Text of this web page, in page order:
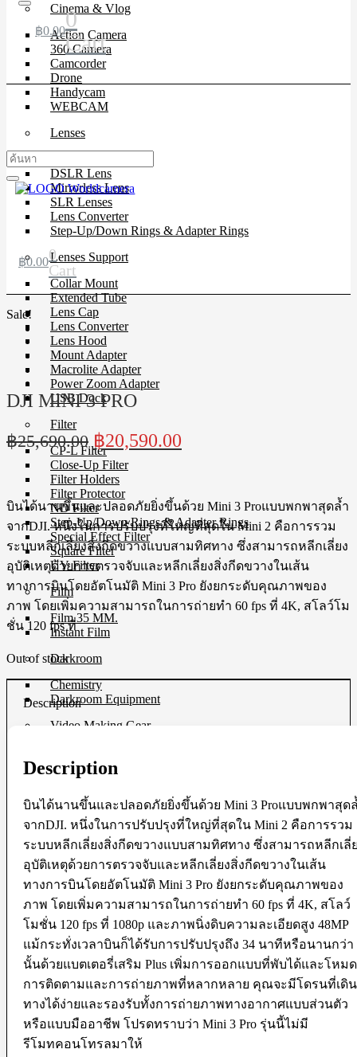
Cinema & Vlog
Action Camera
360 Camera
Camcorder
Drone
Handycam
WEBCAM
Lenses
DSLR Lens
Mirrorless Lens
SLR Lenses
Lens Converter
Step-Up/Down Rings & Adapter Rings
Lenses Support
Collar Mount
Extended Tube
Lens Cap
Lens Converter
Lens Hood
Mount Adapter
Macrolite Adapter
Power Zoom Adapter
USB Dock
Filter
CP-L Filter
Close-Up Filter
Filter Holders
Filter Protector
ND Filter
Step-Up/Down Rings & Adapter Rings
Special Effect Filter
Square Filter
UV Filter
Film
Film 35 MM.
Instant Film
Darkroom
Chemistry
Darkroom Equipment
Video Making Gear
Pole & Boompole
Connector Cable
Control Cable
Dollies
Drone Accessories
Gimbals & Accessories
Headphone
Live Streaming Device
Matte Boxes & Accessories
MIC Cable
Mic & Audio Adapter
Microphone
Mixer
Parallax
Rigs
Smartphone Clamp
Shoe Mount
Voice Recorder
Windbuster & Wind Screen
Wireless Microphone
฿0.000
Cart
฿0.000
Cart
Sale!
DJI MINI 3 PRO
฿25,690.00 Original
price
was:
฿25,690.00.
฿20,590.00
฿20,590.00.
บินได้นานขึ้นและปลอดภัยยิ่งขึ้นด้วย Mini 3 Proแบบพกพาสุดล้ำ
จากDJI. หนึ่งในการปรับปรุงที่ใหญ่ที่สุดใน Mini 2 คือการรวม
ระบบหลีกเลี่ยงสิ่งกีดขวางแบบสามทิศทาง ซึ่งสามารถหลีกเลี่ยง
อุบัติเหตุด้วยการตรวจจับและหลีกเลี่ยงสิ่งกีดขวางในเส้น
ทางการบินโดยอัตโนมัติ Mini 3 Pro ยังยกระดับคุณภาพของ
ภาพ โดยเพิ่มความสามารถในการถ่ายทำ 60 fps ที่ 4K, สโลว์โม
ชั่น 120 fps ที่
Out of stock
Description
Description
บินได้นานขึ้นและปลอดภัยยิ่งขึ้นด้วย Mini 3 Proแบบพกพาสุด
จากDJI. หนึ่งในการปรับปรุงที่ใหญ่ที่สุดใน Mini 2 คือการรวม
ระบบหลีกเลี่ยงสิ่งกีดขวางแบบสามทิศทาง ซึ่งสามารถหลีกเลี่
อุบัติเหตุด้วยการตรวจจับและหลีกเลี่ยงสิ่งกีดขวางในเส้น
ทางการบินโดยอัตโนมัติ Mini 3 Pro ยังยกระดับคุณภาพของ
ภาพ โดยเพิ่มความสามารถในการถ่ายทำ 60 fps ที่ 4K, สโลว์
โมชั่น 120 fps ที่ 1080p และภาพนิ่งดิบความละเอียดสูง 48MP
แม้กระทั่งเวลาบินก็ได้รับการปรับปรุงถึง 34 นาทีหรือนานกว่า
นั้นด้วยแบตเตอรี่เสริม Plus เพิ่มการออกแบบที่พับได้และโหมด
การติดตามและการถ่ายภาพที่หลากหลาย คุณจะมีโดรนที่เดิน
ทางได้ง่ายและรองรับทั้งการถ่ายภาพทางอากาศแบบส่วนตัว
หรือแบบมืออาชีพ โปรดทราบว่า Mini 3 Pro รุ่นนี้ไม่มี
รีโมทคอนโทรลมาให้